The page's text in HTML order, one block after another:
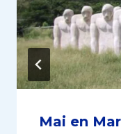
Mai en